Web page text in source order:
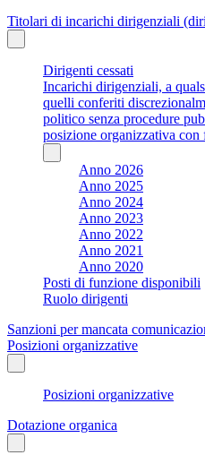
Titolari di incarichi dirigenziali
Dirigenti cessati
Incarichi dirigenziali, a
quelli conferiti
politico senza procedure
posizione organizzativa
Anno 2026
Anno 2025
Anno 2024
Anno 2023
Anno 2022
Anno 2021
Anno 2020
Posti di funzione disponibili
Ruolo dirigenti
Sanzioni per mancata
Posizioni organizzative
Posizioni organizzative
Dotazione organica